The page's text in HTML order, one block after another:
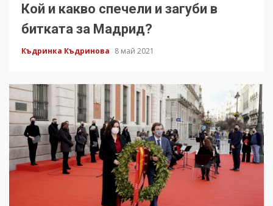
Кой и какво спечели и загуби в
битката за Мадрид?
Къдринка Къдринова 8 май 2021